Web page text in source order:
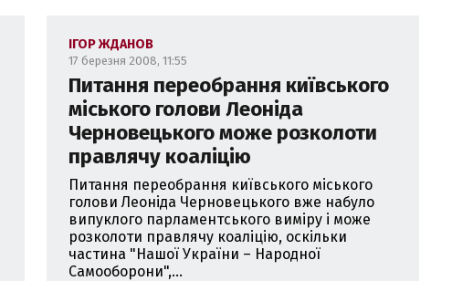
ІГОР ЖДАНОВ
17 березня 2008, 11:55
Питання переобрання київського
міського голови Леоніда
Черновецького може розколоти
правлячу коаліцію
Питання переобрання київського міського
голови Леоніда Черновецького вже набуло
випуклого парламентського виміру і може
розколоти правлячу коаліцію, оскільки
частина "Нашої України – Народної
Самооборони",...